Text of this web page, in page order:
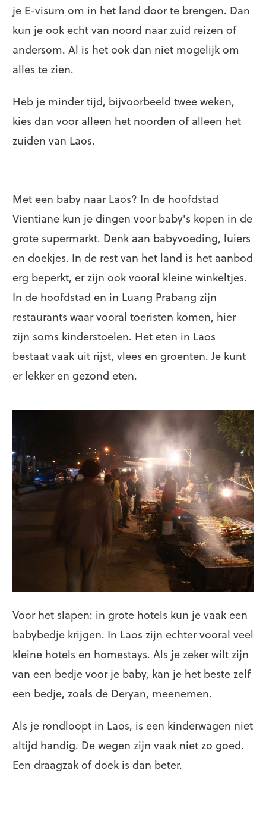
je E-visum om in het land door te brengen. Dan
kun je ook echt van noord naar zuid reizen of
andersom. Al is het ook dan niet mogelijk om
alles te zien.
Heb je minder tijd, bijvoorbeeld twee weken,
kies dan voor alleen het noorden of alleen het
zuiden van Laos.
Met een baby naar Laos? In de hoofdstad
Vientiane kun je dingen voor baby's kopen in de
grote supermarkt. Denk aan babyvoeding, luiers
en doekjes. In de rest van het land is het aanbod
erg beperkt, er zijn ook vooral kleine winkeltjes.
In de hoofdstad en in Luang Prabang zijn
restaurants waar vooral toeristen komen, hier
zijn soms kinderstoelen. Het eten in Laos
bestaat vaak uit rijst, vlees en groenten. Je kunt
er lekker en gezond eten.
Voor het slapen: in grote hotels kun je vaak een
babybedje krijgen. In Laos zijn echter vooral veel
kleine hotels en homestays. Als je zeker wilt zijn
van een bedje voor je baby, kan je het beste zelf
een bedje, zoals de Deryan, meenemen.
Als je rondloopt in Laos, is een kinderwagen niet
altijd handig. De wegen zijn vaak niet zo goed.
Een draagzak of doek is dan beter.